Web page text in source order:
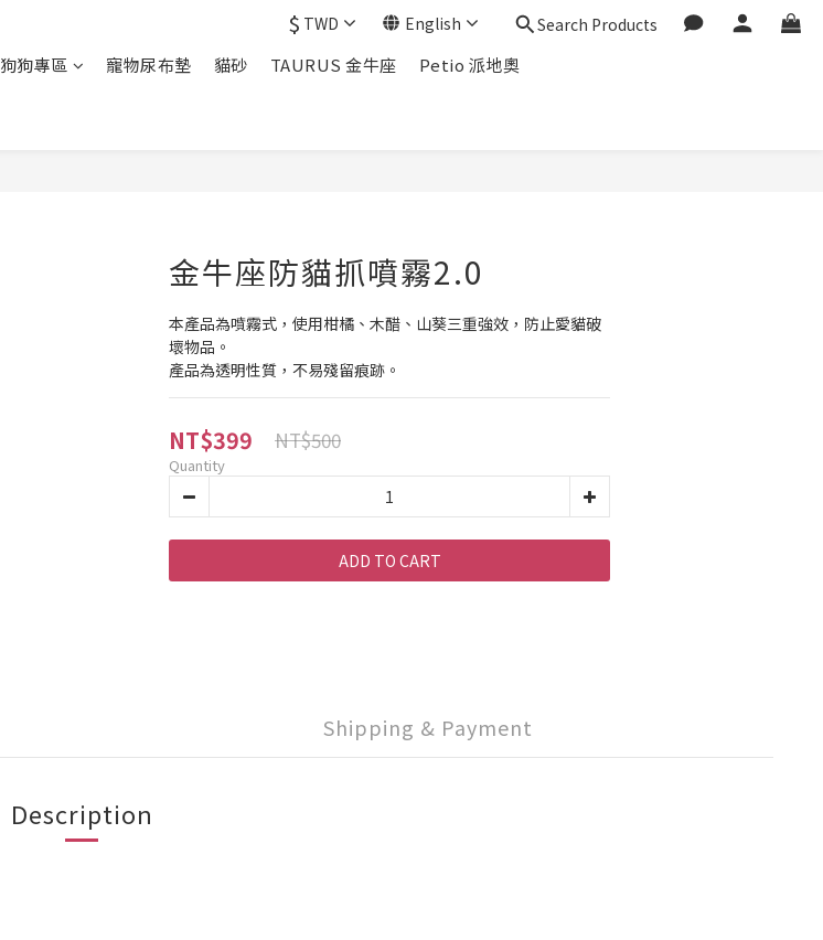
$ TWD English Search Products
狗狗專區 寵物尿布墊 貓砂 TAURUS 金牛座
Petio 派地奧
金牛座防貓抓噴霧2.0
本產品為噴霧式，使用柑橘、木醋、山葵三重強效，防止愛貓破
壞物品。
產品為透明性質，不易殘留痕跡。
NT$399 NT$500
Quantity
ADD TO CART
Shipping & Payment
Description